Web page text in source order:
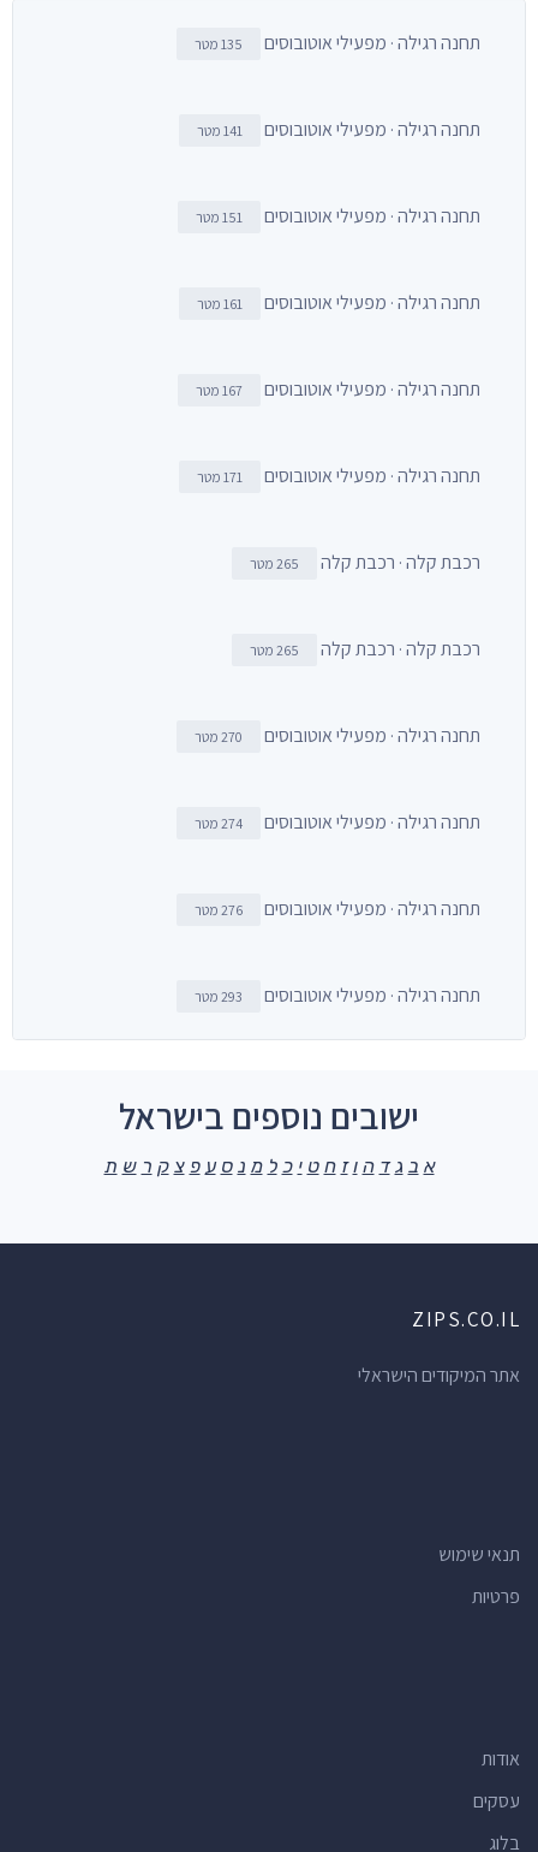
תחנה רגילה · מפעילי אוטובוסים 135 מטר
תחנה רגילה · מפעילי אוטובוסים 141 מטר
תחנה רגילה · מפעילי אוטובוסים 151 מטר
תחנה רגילה · מפעילי אוטובוסים 161 מטר
תחנה רגילה · מפעילי אוטובוסים 167 מטר
תחנה רגילה · מפעילי אוטובוסים 171 מטר
רכבת קלה · רכבת קלה 265 מטר
רכבת קלה · רכבת קלה 265 מטר
תחנה רגילה · מפעילי אוטובוסים 270 מטר
תחנה רגילה · מפעילי אוטובוסים 274 מטר
תחנה רגילה · מפעילי אוטובוסים 276 מטר
תחנה רגילה · מפעילי אוטובוסים 293 מטר
ישובים נוספים בישראל
א ב ג ד ה ו ז ח ט י כ ל מ נ ס ע פ צ ק ר ש ת
ZIPS.CO.IL
אתר המיקודים הישראלי
תנאי שימוש
פרטיות
אודות
עסקים
בלוג